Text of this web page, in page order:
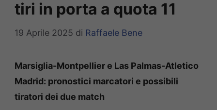
tiri in porta a quota 11
19 Aprile 2025 di Raffaele Bene
Marsiglia-Montpellier e Las Palmas-Atletico
Madrid: pronostici marcatori e possibili
tiratori dei due match